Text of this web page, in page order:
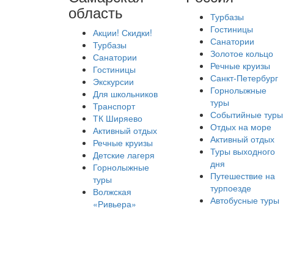
область
Акции! Скидки!
Турбазы
Санатории
Гостиницы
Экскурсии
Для школьников
Транспорт
ТК Ширяево
Активный отдых
Речные круизы
Детские лагеря
Горнолыжные
туры
Волжская
«Ривьера»
Турбазы
Гостиницы
Санатории
Золотое кольцо
Речные круизы
Санкт-Петербург
Горнолыжные
туры
Событийные туры
Отдых на море
Активный отдых
Туры выходного
дня
Путешествие на
турпоезде
Автобусные туры